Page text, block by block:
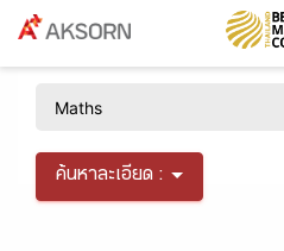
ค้นหาละเอียด :